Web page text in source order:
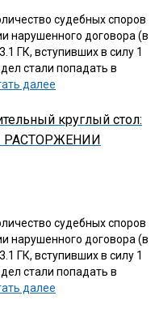
судебных споров
нарушенного договора (в
ГК, вступивших в силу 1
стали попадать в
далее
круглый стол:
судебных споров
нарушенного договора (в
ГК, вступивших в силу 1
стали попадать в
далее